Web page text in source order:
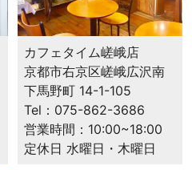
カフェタイム嵯峨店
京都市右京区嵯峨広沢南
下馬野町 14-1-105
Tel：075-862-3686
営業時間：10:00~18:00
定休日 水曜日・木曜日